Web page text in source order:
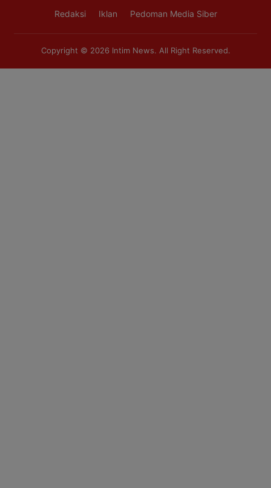
Redaksi Iklan Pedoman Media Siber
Copyright © 2026 Intim News. All Right Reserved.